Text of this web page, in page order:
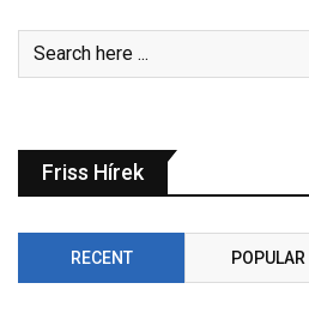
Friss Hírek
RECENT POPULAR